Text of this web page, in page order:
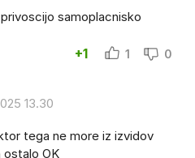
samoplacnisko
+1 1 0
13.30
tega ne more iz izvidov
ostalo OK